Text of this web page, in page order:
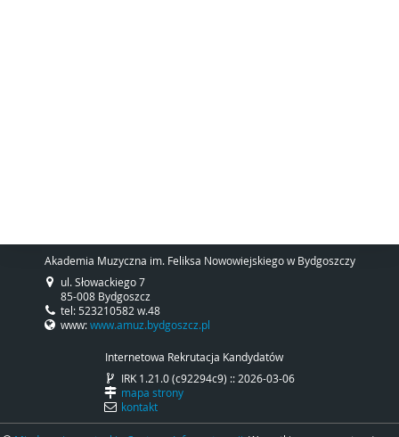
Akademia Muzyczna im. Feliksa Nowowiejskiego w Bydgoszczy
ul. Słowackiego 7
85-008 Bydgoszcz
tel: 523210582 w.48
www:www.amuz.bydgoszcz.pl
Internetowa Rekrutacja Kandydatów
IRK 1.21.0 (c92294c9) :: 2026-03-06
mapa strony
kontakt